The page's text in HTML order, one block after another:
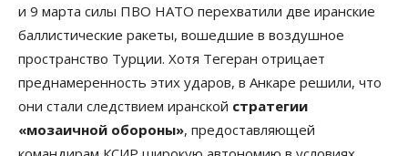
и 9 марта силы ПВО НАТО перехватили две иранские
баллистические ракеты, вошедшие в воздушное
пространство Турции. Хотя Тегеран отрицает
преднамеренность этих ударов, в Анкаре решили, что
они стали следствием иранской стратегии
«мозаичной обороны», предоставляющей